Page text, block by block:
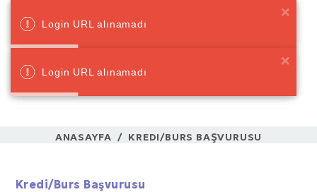
Login URL alınamadı
Login URL alınamadı
Login URL alınamadı
Login URL alınamadı
ANASAYFA KREDI/BURS BAŞVURUSU
Kredi/Burs Başvurusu
Login URL alınamadı
Login URL alınamadı